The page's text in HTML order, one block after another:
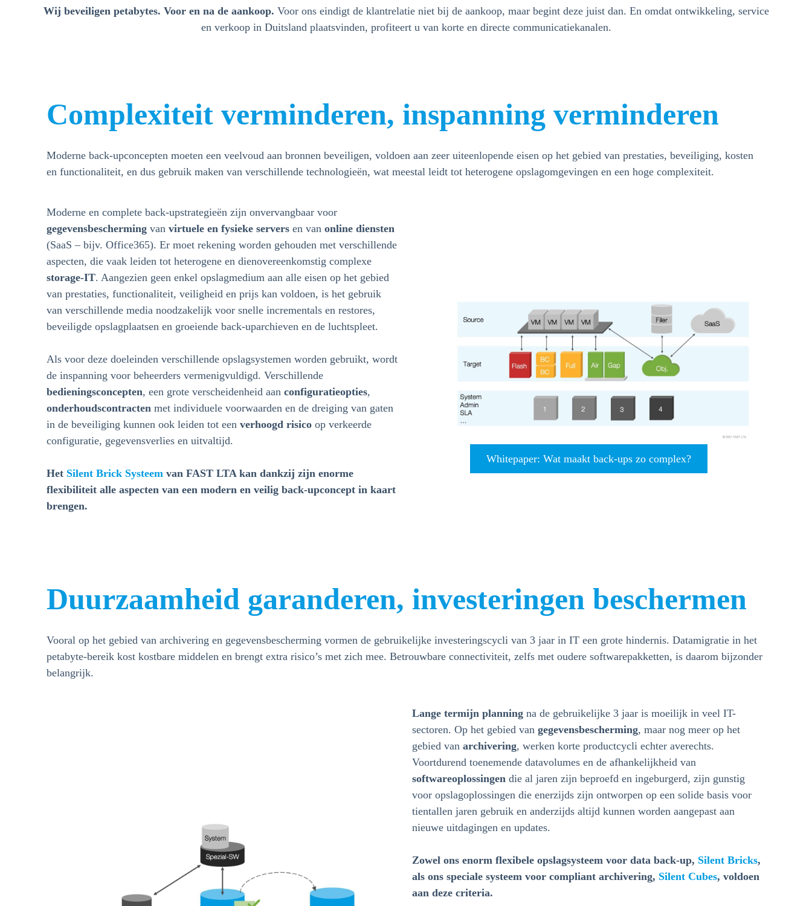
Wij beveiligen petabytes. Voor en na de aankoop. Voor ons eindigt de klantrelatie niet bij de aankoop, maar begint deze juist dan. En omdat ontwikkeling, service
en verkoop in Duitsland plaatsvinden, profiteert u van korte en directe communicatiekanalen.
Complexiteit verminderen, inspanning verminderen
Moderne back-upconcepten moeten een veelvoud aan bronnen beveiligen, voldoen aan zeer uiteenlopende eisen op het gebied van prestaties, beveiliging, kosten
en functionaliteit, en dus gebruik maken van verschillende technologieën, wat meestal leidt tot heterogene opslagomgevingen en een hoge complexiteit.
Moderne en complete back-upstrategieën zijn onvervangbaar voor
gegevensbescherming vanvirtuele en fysieke servers en vanonline diensten
(SaaS – bijv. Office365). Er moet rekening worden gehouden met verschillende
aspecten, die vaak leiden tot heterogene en dienovereenkomstig complexe
storage-IT. Aangezien geen enkel opslagmedium aan alle eisen op het gebied
van prestaties, functionaliteit, veiligheid en prijs kan voldoen, is het gebruik
van verschillende media noodzakelijk voor snelle incrementals en restores,
beveiligde opslagplaatsen en groeiende back-uparchieven en de luchtspleet.
Als voor deze doeleinden verschillende opslagsystemen worden gebruikt, wordt
de inspanning voor beheerders vermenigvuldigd. Verschillende
bedieningsconcepten, een grote verscheidenheid aanconfiguratieopties,
onderhoudscontracten met individuele voorwaarden en de dreiging van gaten
in de beveiliging kunnen ook leiden tot eenverhoogd risico op verkeerde
configuratie, gegevensverlies en uitvaltijd.
Het Silent Brick Systeem van FAST LTA kan dankzij zijn enorme
flexibiliteit alle aspecten van een modern en veilig back-upconcept in kaart
brengen.
Whitepaper: Wat maakt back-ups zo complex?
Duurzaamheid garanderen, investeringen beschermen
Vooral op het gebied van archivering en gegevensbescherming vormen de gebruikelijke investeringscycli van 3 jaar in IT een grote hindernis. Datamigratie in het
petabyte-bereik kost kostbare middelen en brengt extra risico’s met zich mee. Betrouwbare connectiviteit, zelfs met oudere softwarepakketten, is daarom bijzonder
belangrijk.
Lange termijn planning na de gebruikelijke 3 jaar is moeilijk in veel IT-
sectoren. Op het gebied van gegevensbescherming, maar nog meer op het
gebied van archivering, werken korte productcycli echter averechts.
Voortdurend toenemende datavolumes en de afhankelijkheid van
softwareoplossingen die al jaren zijn beproefd en ingeburgerd, zijn gunstig
voor opslagoplossingen die enerzijds zijn ontworpen op een solide basis voor
tientallen jaren gebruik en anderzijds altijd kunnen worden aangepast aan
nieuwe uitdagingen en updates.
Zowel ons enorm flexibele opslagsysteem voor data back-up, Silent Bricks,
als ons speciale systeem voor compliant archivering, Silent Cubes, voldoen
aan deze criteria.